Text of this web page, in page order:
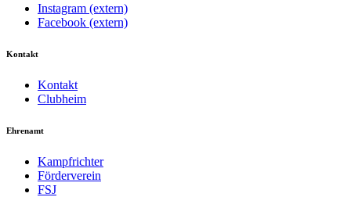
Instagram (extern)
Facebook (extern)
Kontakt
Kontakt
Clubheim
Ehrenamt
Kampfrichter
Förderverein
FSJ